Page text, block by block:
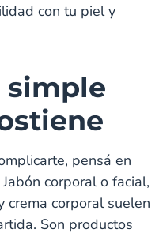
con tu piel y
simple
pensá en
corporal o facial,
crema corporal suelen
Son productos